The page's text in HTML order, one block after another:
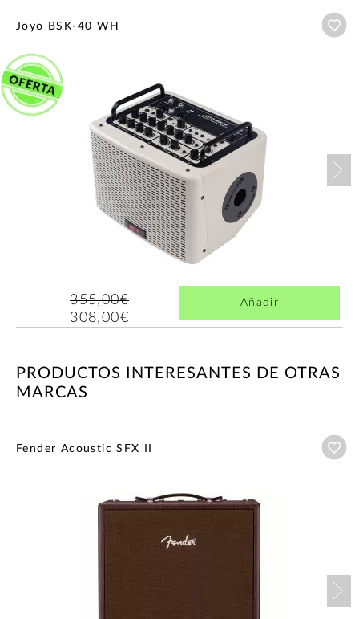
Joyo BSK-40 WH
355,00€
308,00€
Añadir
PRODUCTOS INTERESANTES DE OTRAS
MARCAS
Fender Acoustic SFX II